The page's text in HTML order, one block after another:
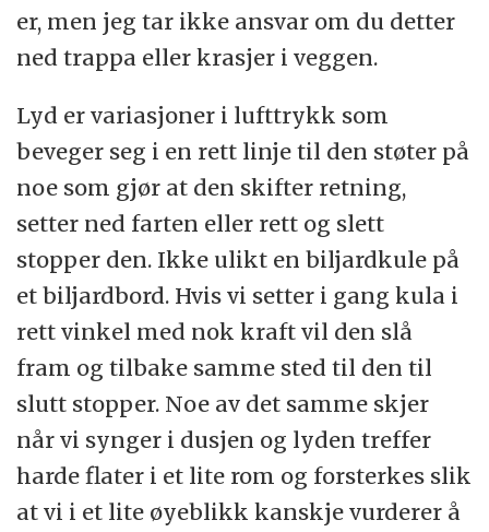
er, men jeg tar ikke ansvar om du detter
ned trappa eller krasjer i veggen.
Lyd er variasjoner i lufttrykk som
beveger seg i en rett linje til den støter på
noe som gjør at den skifter retning,
setter ned farten eller rett og slett
stopper den. Ikke ulikt en biljardkule på
et biljardbord. Hvis vi setter i gang kula i
rett vinkel med nok kraft vil den slå
fram og tilbake samme sted til den til
slutt stopper. Noe av det samme skjer
når vi synger i dusjen og lyden treffer
harde flater i et lite rom og forsterkes slik
at vi i et lite øyeblikk kanskje vurderer å